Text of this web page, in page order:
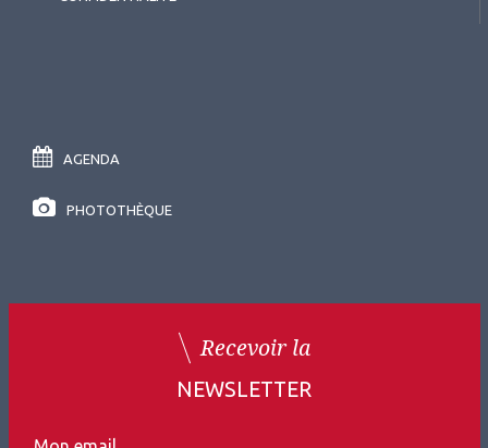
AGENDA
PHOTOTHÈQUE
Recevoir la
NEWSLETTER